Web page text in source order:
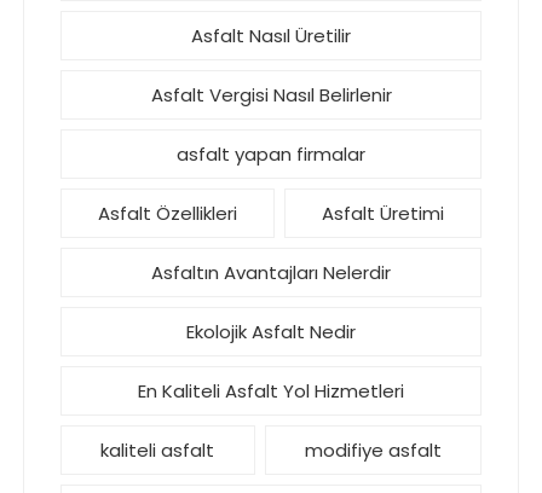
Asfalt Nasıl Üretilir
Asfalt Vergisi Nasıl Belirlenir
asfalt yapan firmalar
Asfalt Özellikleri Asfalt Üretimi
Asfaltın Avantajları Nelerdir
Ekolojik Asfalt Nedir
En Kaliteli Asfalt Yol Hizmetleri
kaliteli asfalt modifiye asfalt